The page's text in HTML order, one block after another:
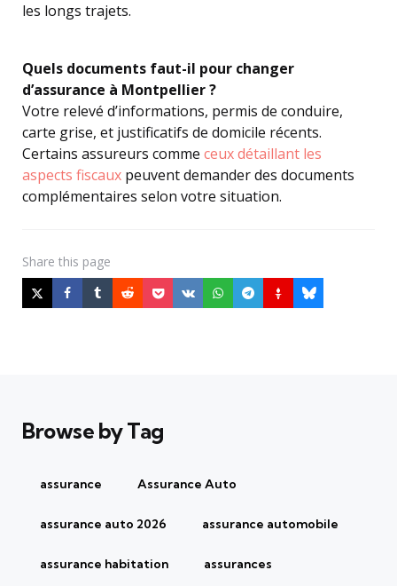
les longs trajets.
Quels documents faut-il pour changer
d’assurance à Montpellier ?
Votre relevé d’informations, permis de conduire,
carte grise, et justificatifs de domicile récents.
Certains assureurs comme ceux détaillant les
aspects fiscaux peuvent demander des documents
complémentaires selon votre situation.
Share this page
Browse by Tag
assurance Assurance Auto
assurance auto 2026 assurance automobile
assurance habitation assurances